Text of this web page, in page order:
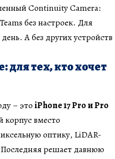
Continuity Camera:
без настроек. Для
А без других устройств
тех, кто хочет
– это iPhone 17 Pro и Pro
вместо
оптику, LiDAR-
решает давнюю